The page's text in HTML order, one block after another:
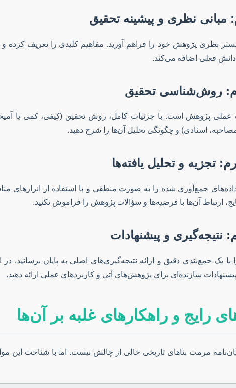
نظری و پیشینه تحقیق
نظری پژوهش خود را فراهم آورید. مفاهیم کلیدی را تعریف کرده
فعلی اضافه می‌کند.
روش‌شناسی تحقیق
پژوهش است. با جزئیات کامل، روش تحقیق (کیفی، کمی یا
اسنادی) و چگونگی تحلیل آن‌ها را شرح دهید.
تجزیه و تحلیل یافته‌ها
جمع‌آوری شده را به صورت منطقی و با استفاده از ابزارهای
ارتباط آن‌ها با فرضیه‌ها و سؤالات پژوهش را فراموش نکنید.
نتیجه‌گیری و پیشنهادات
یک جمع‌بندی دقیق و ارائه‌ نتیجه‌گیری‌های اصلی به پایان برسانید.
سازنده‌ای برای پژوهش‌های آتی و کاربردهای عملی ارائه دهید.
رایج و راهکارهای غلبه بر آن‌ها
مرمت بناهای تاریخی خالی از چالش نیست. اما با شناخت این